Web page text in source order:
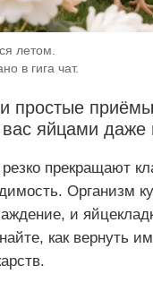
летом.
в гига чат.
простые
вас яйцами даже
прекращают
Организм
и
как вернуть